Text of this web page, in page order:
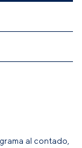
al contado,